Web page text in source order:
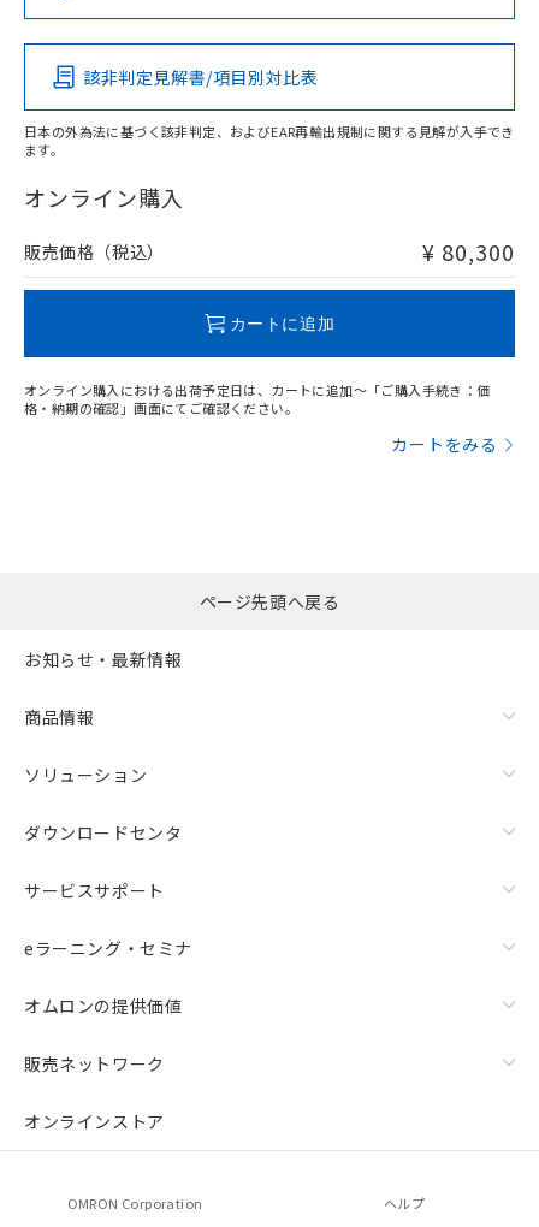
該非判定見解書/項目別対比表
日本の外為法に基づく該非判定、およびEAR再輸出規制に関する見解が入手でき
ます。
オンライン購入
販売価格（税込） ¥ 80,300
カートに追加
オンライン購入における出荷予定日は、カートに追加～「ご購入手続き：価
格・納期の確認」画面にてご確認ください。
カートをみる
ページ先頭へ戻る
お知らせ・最新情報
商品情報
ソリューション
ダウンロードセンタ
サービスサポート
eラーニング・セミナ
オムロンの提供価値
販売ネットワーク
オンラインストア
OMRON Corporation ヘルプ